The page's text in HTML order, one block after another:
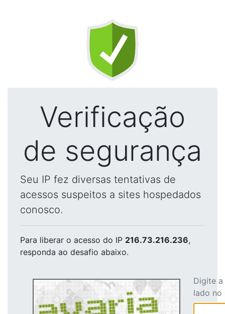
Verificação
de segurança
Seu IP fez diversas tentativas de
acessos suspeitos a sites hospedados
conosco.
Para liberar o acesso do IP 216.73.216.236,
responda ao desafio abaixo.
Digite
lado no